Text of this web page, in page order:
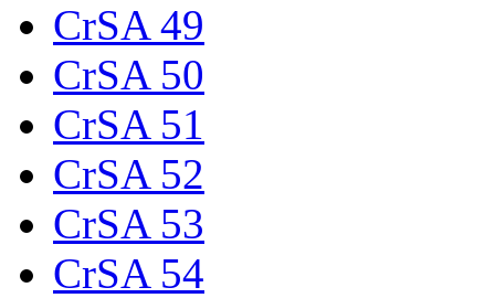
CrSA 49
CrSA 50
CrSA 51
CrSA 52
CrSA 53
CrSA 54